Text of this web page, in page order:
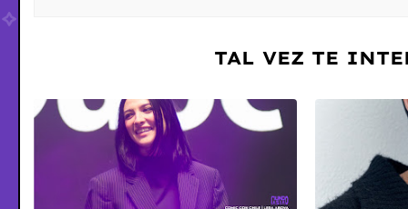
TAL VEZ TE